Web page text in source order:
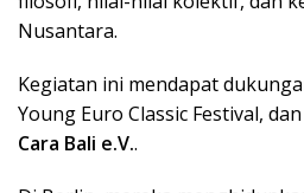
Nusantara.
Kegiatan ini mendapat
Young Euro Classic Festival,
Cara Bali e.V..